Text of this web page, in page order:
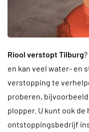
Riool verstopt Tilburg
en kan veel water- en
verstopping te
proberen,
plopper. U kunt ook
ontstoppingsbedrijf